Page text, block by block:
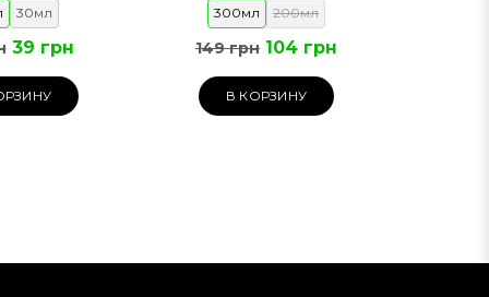
30мл
39 грн
300мл 200мл
149 грн 104 грн
В КОРЗИНУ